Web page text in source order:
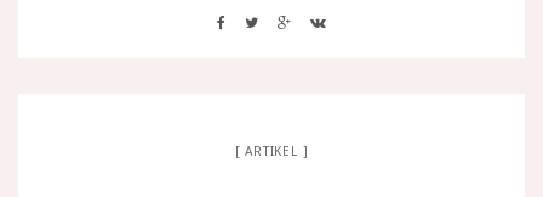
ARTIKEL